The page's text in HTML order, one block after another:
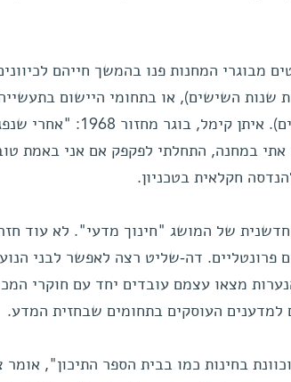
המחנות פנו בהמשך חייהם
שנות השישים), או בתחומי היישום
(בעיקר בוגרי מחנות שנות השבעים והשמונים).
במחנה, התחלתי לפקפק אם אני באמת
חקלאית בטכניון.
של המושג "חינוך מדעי". לא עוד
פרונטליים. דה-שליט רצה לאפשר לבני
מצאו עצמם עובדים יחד עם חוקרי
העוסקים בתחומים שבחזית המדע.
בחינות כמו בבית הספר התיכון", אומר